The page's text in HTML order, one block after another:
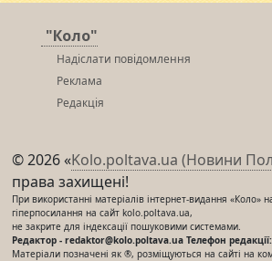
"Коло"
Надіслати повідомлення
Реклама
Редакція
© 2026 «Kolo.poltava.ua (Новини
права захищені!
При використанні матеріалів інтернет-видання «Коло»
гіперпосилання на сайт kolo.poltava.ua,
не закрите для індексації пошуковими системами.
Редактор - redaktor@kolo.poltava.ua Телефон
Матеріали позначені як ®, розміщуються на сайті на